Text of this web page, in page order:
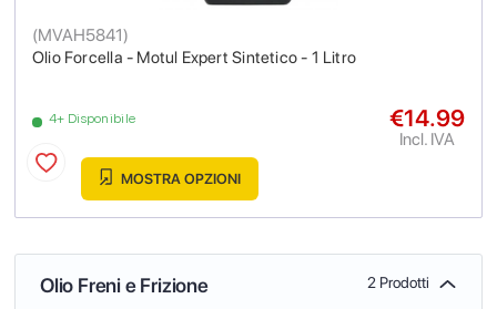
Olio Forcella - Motul Expert Sintetico - 1 Litro
(MVAH5841)
4+ Disponibile €14.99
Incl. IVA
MOSTRA OPZIONI
Olio Freni e Frizione 2 Prodotti